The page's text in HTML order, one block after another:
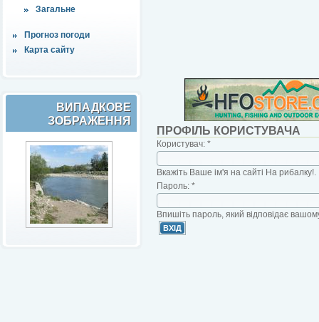
Загальне
Прогноз погоди
Карта сайту
ВИПАДКОВЕ
ЗОБРАЖЕННЯ
ПРОФІЛЬ КОРИСТУВАЧА
Користувач: *
Вкажіть Ваше ім'я на сайті На рибалку!.
Пароль: *
Впишіть пароль, який відповідає